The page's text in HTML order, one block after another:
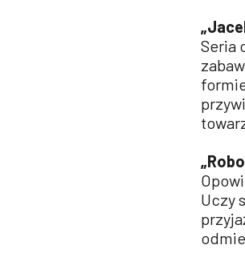
Seria
Uczy